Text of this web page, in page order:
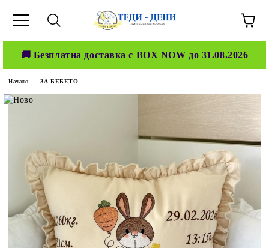
🚚 Безплатна доставка с BOX NOW до 31.08.2026
Начало ЗА БЕБЕТО